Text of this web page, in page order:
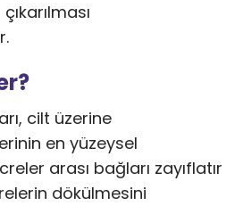
cilt üzerine
en yüzeysel
arası bağları zayıflatır
dökülmesini